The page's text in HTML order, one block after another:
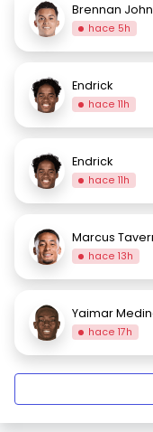
Brennan
hace 5h
Endrick
hace 11h
Endrick
hace 11h
Marcus
hace 13h
Yaimar
hace 17h